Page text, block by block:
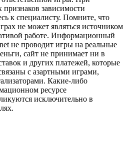
зависимости
к специалисту. Помните, что
не может являться источником
работе. Информационный
не проводит игры на реальные
сайт не принимает ни в
и других платежей, которые
с азартными играми,
Какие-либо
ресурсе
исключительно в